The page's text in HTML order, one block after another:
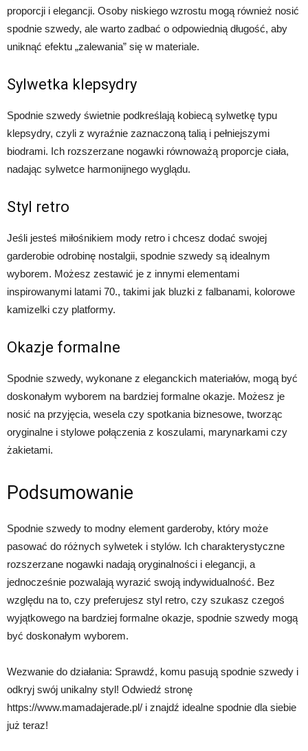
proporcji i elegancji. Osoby niskiego wzrostu mogą również nosić
spodnie szwedy, ale warto zadbać o odpowiednią długość, aby
uniknąć efektu „zalewania” się w materiale.
Sylwetka klepsydry
Spodnie szwedy świetnie podkreślają kobiecą sylwetkę typu
klepsydry, czyli z wyraźnie zaznaczoną talią i pełniejszymi
biodrami. Ich rozszerzane nogawki równoważą proporcje ciała,
nadając sylwetce harmonijnego wyglądu.
Styl retro
Jeśli jesteś miłośnikiem mody retro i chcesz dodać swojej
garderobie odrobinę nostalgii, spodnie szwedy są idealnym
wyborem. Możesz zestawić je z innymi elementami
inspirowanymi latami 70., takimi jak bluzki z falbanami, kolorowe
kamizelki czy platformy.
Okazje formalne
Spodnie szwedy, wykonane z eleganckich materiałów, mogą być
doskonałym wyborem na bardziej formalne okazje. Możesz je
nosić na przyjęcia, wesela czy spotkania biznesowe, tworząc
oryginalne i stylowe połączenia z koszulami, marynarkami czy
żakietami.
Podsumowanie
Spodnie szwedy to modny element garderoby, który może
pasować do różnych sylwetek i stylów. Ich charakterystyczne
rozszerzane nogawki nadają oryginalności i elegancji, a
jednocześnie pozwalają wyrazić swoją indywidualność. Bez
względu na to, czy preferujesz styl retro, czy szukasz czegoś
wyjątkowego na bardziej formalne okazje, spodnie szwedy mogą
być doskonałym wyborem.
Wezwanie do działania: Sprawdź, komu pasują spodnie szwedy i
odkryj swój unikalny styl! Odwiedź stronę
https://www.mamadajerade.pl/ i znajdź idealne spodnie dla siebie
już teraz!